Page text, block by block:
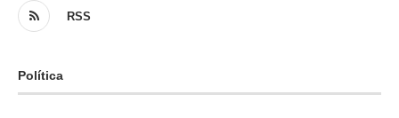
RSS
Política